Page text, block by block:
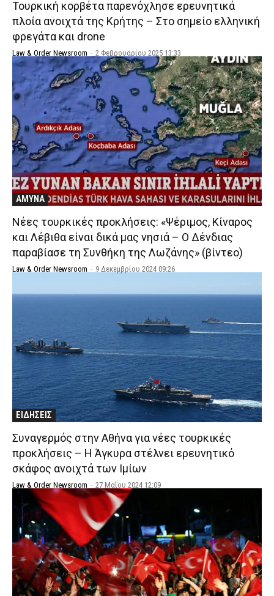
Τουρκική κορβέτα παρενόχλησε ερευνητικά
πλοία ανοιχτά της Κρήτης – Στο σημείο ελληνική
φρεγάτα και drone
Law & Order Newsroom - 2 Φεβρουαρίου 2025 13:33
ΑΜΥΝΑ
Νέες τουρκικές προκλήσεις: «Ψέριμος, Κίναρος
και Λέβιθα είναι δικά μας νησιά – Ο Δένδιας
παραβίασε τη Συνθήκη της Λωζάνης» (βίντεο)
Law & Order Newsroom - 9 Δεκεμβρίου 2024 09:26
ΕΙΔΗΣΕΙΣ
Συναγερμός στην Αθήνα για νέες τουρκικές
προκλήσεις – Η Άγκυρα στέλνει ερευνητικό
σκάφος ανοιχτά των Ιμίων
Law & Order Newsroom - 27 Μαΐου 2024 12:09